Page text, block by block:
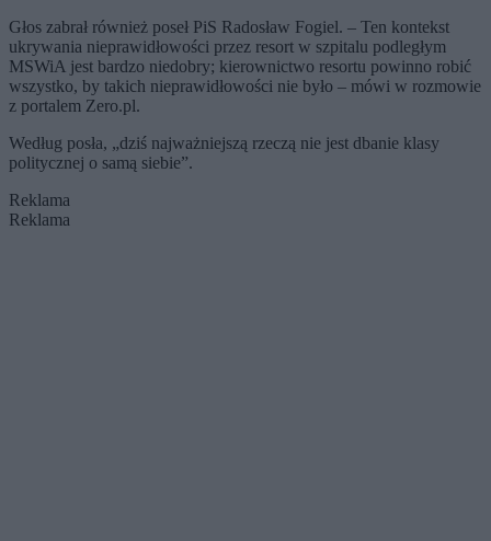
Głos zabrał również poseł PiS Radosław Fogiel. – Ten kontekst
ukrywania nieprawidłowości przez resort w szpitalu podległym
MSWiA jest bardzo niedobry; kierownictwo resortu powinno robić
wszystko, by takich nieprawidłowości nie było – mówi w rozmowie
z portalem Zero.pl.
Według posła, „dziś najważniejszą rzeczą nie jest dbanie klasy
politycznej o samą siebie”.
Reklama
Reklama